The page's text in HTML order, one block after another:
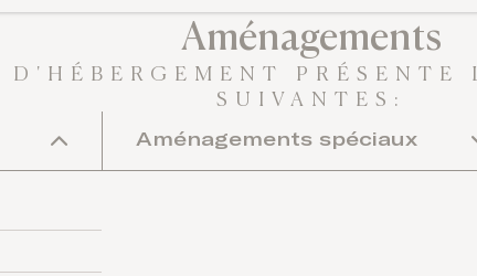
Aménagements
PRÉSENTE
SUIVANTES:
Aménagements spéciaux